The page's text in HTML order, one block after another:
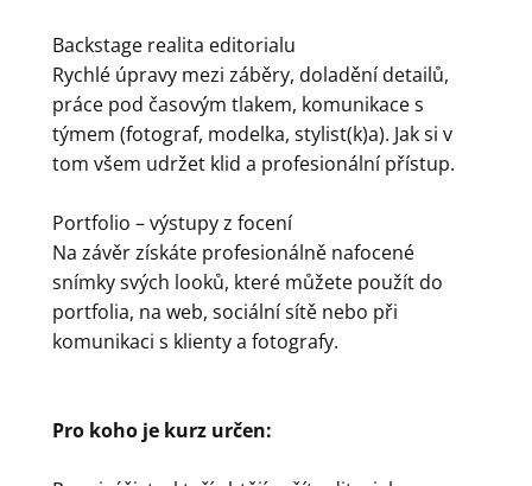
Backstage realita editorialu
Rychlé úpravy mezi záběry, doladění detailů,
práce pod časovým tlakem, komunikace s
týmem (fotograf, modelka, stylist(k)a). Jak si v
tom všem udržet klid a profesionální přístup.
Portfolio – výstupy z focení
Na závěr získáte profesionálně nafocené
snímky svých looků, které můžete použít do
portfolia, na web, sociální sítě nebo při
komunikaci s klienty a fotografy.
Pro koho je kurz určen: